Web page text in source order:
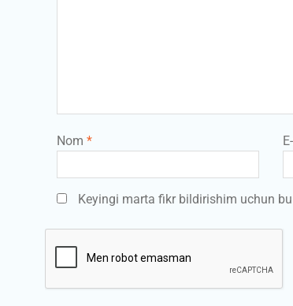
Nom *
Keyingi marta fikr bildirishim uchun